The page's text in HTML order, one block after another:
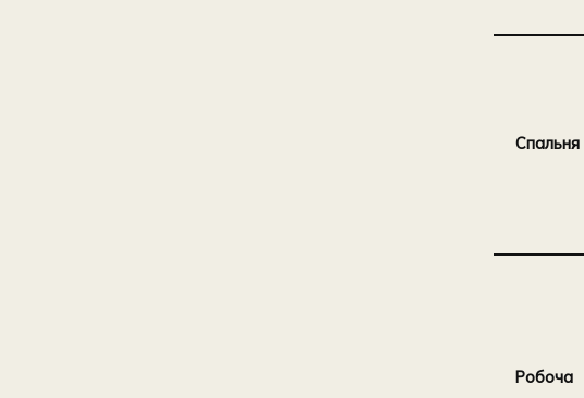
Спальня
Робоча